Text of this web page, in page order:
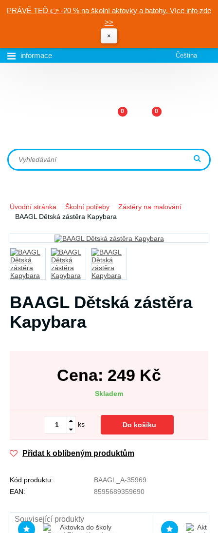
PRÁVĚ TEĎ 👉 -20 % na školní aktovky a batohy. Více info zde
>>
×
informace Čeština
0 0
Úvodní stránka Školní potřeby
Zástěry na malování
BAAGL Dětská zástěra Kapybara
BAAGL Dětská zástěra
Kapybara
Cena: 249 Kč
Skladem
ks Do košíku
Přidat k oblíbeným produktům
Kód produktu:
BAAGL_A-35969
EAN:
8595689359690
Související produkty